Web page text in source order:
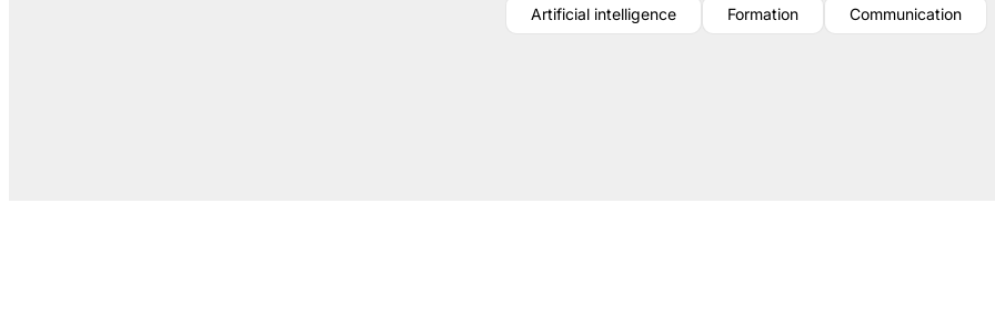
Artificial intelligence Formation Communication